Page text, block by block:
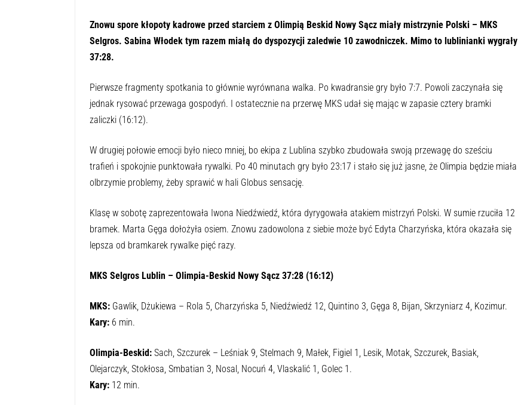
Znowu spore kłopoty kadrowe przed starciem z Olimpią Beskid Nowy Sącz miały mistrzynie Polski – MKS
Selgros. Sabina Włodek tym razem miałą do dyspozycji zaledwie 10 zawodniczek. Mimo to lublinianki wygrały
37:28.
Pierwsze fragmenty spotkania to głównie wyrównana walka. Po kwadransie gry było 7:7. Powoli zaczynała się
jednak rysować przewaga gospodyń. I ostatecznie na przerwę MKS udał się mając w zapasie cztery bramki
zaliczki (16:12).
W drugiej połowie emocji było nieco mniej, bo ekipa z Lublina szybko zbudowała swoją przewagę do sześciu
trafień i spokojnie punktowała rywalki. Po 40 minutach gry było 23:17 i stało się już jasne, że Olimpia będzie miała
olbrzymie problemy, żeby sprawić w hali Globus sensację.
Klasę w sobotę zaprezentowała Iwona Niedźwiedź, która dyrygowała atakiem mistrzyń Polski. W sumie rzuciła 12
bramek. Marta Gęga dołożyła osiem. Znowu zadowolona z siebie może być Edyta Charzyńska, która okazała się
lepsza od bramkarek rywalke pięć razy.
MKS Selgros Lublin – Olimpia-Beskid Nowy Sącz 37:28 (16:12)
MKS:Gawlik, Dżukiewa – Rola 5, Charzyńska 5, Niedźwiedź 12, Quintino 3, Gęga 8, Bijan, Skrzyniarz 4, Kozimur.
Kary:6 min.
Olimpia-Beskid:Sach, Szczurek – Leśniak 9, Stelmach 9, Małek, Figiel 1, Lesik, Motak, Szczurek, Basiak,
Olejarczyk, Stokłosa, Smbatian 3, Nosal, Nocuń 4, Vlaskalić 1, Golec 1.
Kary:12 min.